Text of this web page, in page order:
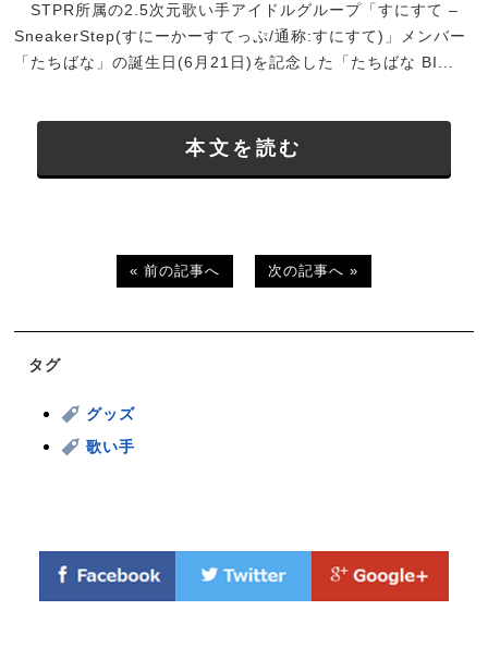
STPR所属の2.5次元歌い手アイドルグループ「すにすて –
SneakerStep(すにーかーすてっぷ/通称:すにすて)」メンバー
「たちばな」の誕生日(6月21日)を記念した「たちばな BI...
本文を読む
« 前の記事へ 次の記事へ »
タグ
グッズ
歌い手